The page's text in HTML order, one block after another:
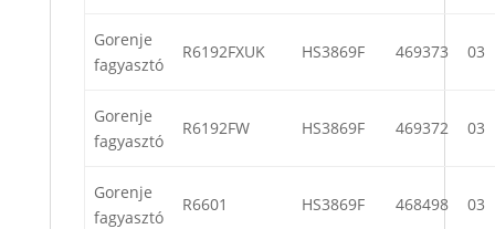
Gorenje
fagyasztó
R6192FXUK HS3869F 469373 03
Gorenje
fagyasztó
R6192FW HS3869F 469372 03
Gorenje
fagyasztó
R6601 HS3869F 468498 03